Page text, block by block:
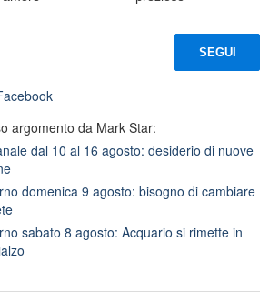
SEGUI
argomento da Mark Star:
dal 10 al 16 agosto: desiderio di nuove
domenica 9 agosto: bisogno di cambiare
sabato 8 agosto: Acquario si rimette in